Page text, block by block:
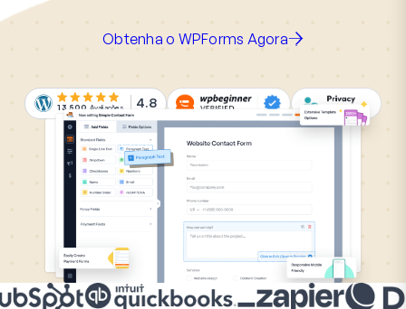
Obtenha o WPForms Agora
13.500 Avaliações 4.8